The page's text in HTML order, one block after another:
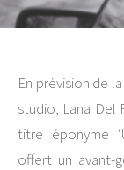
En prévision de
studio, Lana Del
titre éponyme
offert un avant-